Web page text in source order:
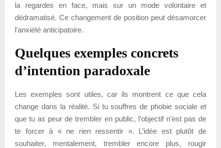
la regardes en face, mais sur un mode volontaire et
dédramatisé. Ce changement de position peut désamorcer
l’anxiété anticipatoire.
Quelques exemples concrets
d’intention paradoxale
Les exemples sont utiles, car ils montrent ce que cela
change dans la réalité. Si tu souffres de phobie sociale et
que tu as peur de trembler en public, l’objectif n’est pas de
te forcer à « ne rien ressentir ». L’idée est plutôt de
souhaiter, mentalement, trembler encore plus, rougir